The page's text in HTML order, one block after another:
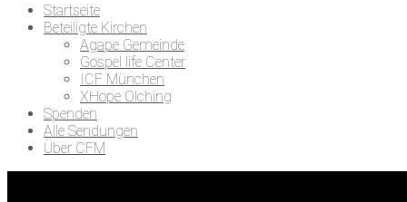
Startseite
Beteiligte Kirchen
Agape Gemeinde
Gospel life Center
ICF München
XHope Olching
Spenden
Alle Sendungen
Über CFM